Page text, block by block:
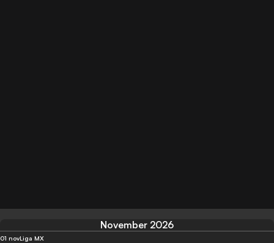
November 2026
01 novLiga MX